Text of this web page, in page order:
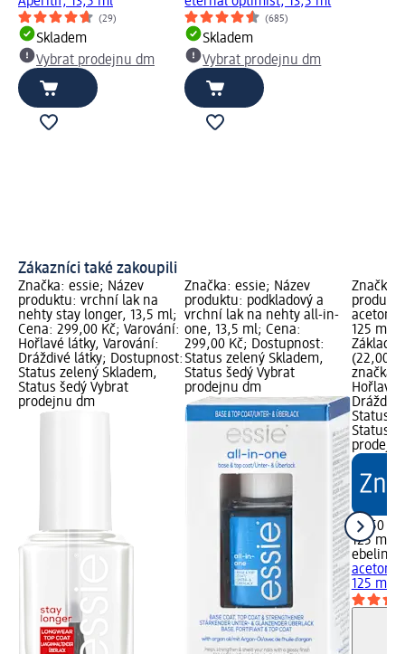
(29)
Skladem
Vybrat prodejnu dm
(685)
Skladem
Vybrat prodejnu dm
Zákazníci také zakoupili
Značka: essie; Název
produktu: vrchní lak na
nehty stay longer, 13,5 ml;
Cena: 299,00 Kč; Varování:
Hořlavé látky, Varování:
Dráždivé látky; Dostupnost:
Status zelený Skladem,
Status šedý Vybrat
prodejnu dm
Značka: essie; Název
produktu: podkladový a
vrchní lak na nehty all-in-
one, 13,5 ml; Cena:
299,00 Kč; Dostupnost:
Status zelený Skladem,
Status šedý Vybrat
prodejnu dm
Značka:
125 ml;
(22,00
značka
Hořlavé
Status
Status
27,50 Kč
125 ml
ebelin
125 ml